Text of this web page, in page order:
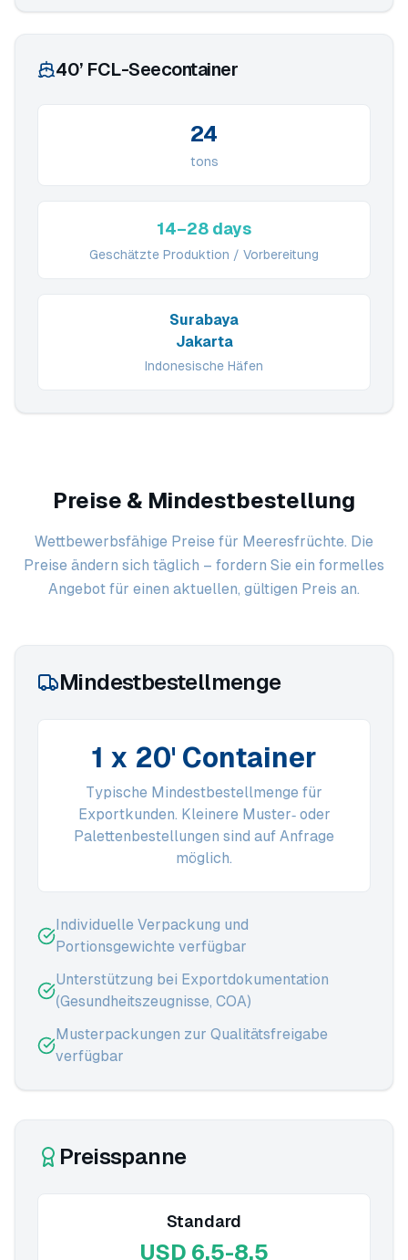
40’ FCL-Seecontainer
24
tons
14–28 days
Geschätzte Produktion / Vorbereitung
Surabaya
Jakarta
Indonesische Häfen
Preise & Mindestbestellung
Wettbewerbsfähige Preise für Meeresfrüchte. Die
Preise ändern sich täglich – fordern Sie ein formelles
Angebot für einen aktuellen, gültigen Preis an.
Mindestbestellmenge
1 x 20' Container
Typische Mindestbestellmenge für
Exportkunden. Kleinere Muster‑ oder
Palettenbestellungen sind auf Anfrage
möglich.
Individuelle Verpackung und
Portionsgewichte verfügbar
Unterstützung bei Exportdokumentation
(Gesundheitszeugnisse, COA)
Musterpackungen zur Qualitätsfreigabe
verfügbar
Preisspanne
Standard
USD 6,5-8,5